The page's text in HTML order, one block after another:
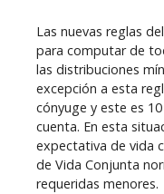
Las nuevas reglas
para computar de
las distribuciones
excepción a esta
cónyuge y este es
cuenta. En esta
expectativa de vida
de Vida Conjunta
requeridas menores.